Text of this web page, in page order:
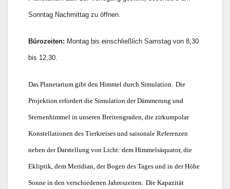
Sonntag Nachmittag zu öffnen.
Bürozeiten: Montag bis einschließlich Samstag von 8,30
bis 12,30.
Das Planetarium gibt den Himmel durch Simulation. Die
Projektion erfordert die Simulation der Dämmerung und
Sternenhimmel in unseren Breitengraden, die zirkumpolar
Konstellationen des Tierkreises und saisonale Referenzen
neben der Darstellung von Licht: dem Himmelsäquator, die
Ekliptik, dem Meridian, der Bogen des Tages und in der Höhe
Sonne in den verschiedenen Jahreszeiten. Die Kapazität